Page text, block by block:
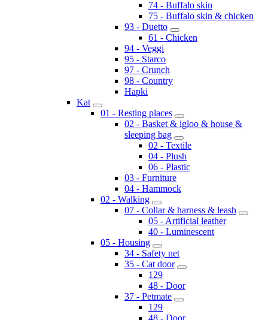
74 - Buffalo skin
75 - Buffalo skin & chicken
93 - Duetto
61 - Chicken
94 - Veggi
95 - Starco
97 - Crunch
98 - Country
Hapki
Kat
01 - Resting places
02 - Basket & igloo & house &
sleeping bag
02 - Textile
04 - Plush
06 - Plastic
03 - Furniture
04 - Hammock
02 - Walking
07 - Collar & harness & leash
05 - Artificial leather
40 - Luminescent
05 - Housing
34 - Safety net
35 - Cat door
129
48 - Door
37 - Petmate
129
48 - Door